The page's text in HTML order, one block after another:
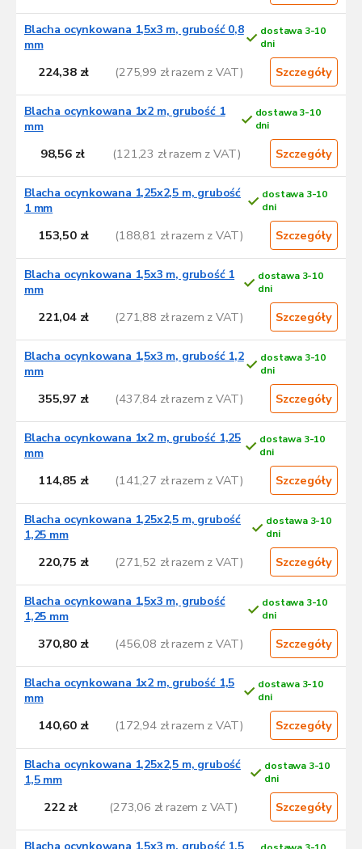
Blacha ocynkowana 1,5x3 m, grubość 0,8
mm
dostawa 3-10
dni
224,38 zł (275,99 zł razem z VAT) Szczegóły
Blacha ocynkowana 1x2 m, grubość 1
mm
dostawa 3-10
dni
98,56 zł (121,23 zł razem z VAT) Szczegóły
Blacha ocynkowana 1,25x2,5 m, grubość
1 mm
dostawa 3-10
dni
153,50 zł (188,81 zł razem z VAT) Szczegóły
Blacha ocynkowana 1,5x3 m, grubość 1
mm
dostawa 3-10
dni
221,04 zł (271,88 zł razem z VAT) Szczegóły
Blacha ocynkowana 1,5x3 m, grubość 1,2
mm
dostawa 3-10
dni
355,97 zł (437,84 zł razem z VAT) Szczegóły
Blacha ocynkowana 1x2 m, grubość 1,25
mm
dostawa 3-10
dni
114,85 zł (141,27 zł razem z VAT) Szczegóły
Blacha ocynkowana 1,25x2,5 m, grubość
1,25 mm
dostawa 3-10
dni
220,75 zł (271,52 zł razem z VAT) Szczegóły
Blacha ocynkowana 1,5x3 m, grubość
1,25 mm
dostawa 3-10
dni
370,80 zł (456,08 zł razem z VAT) Szczegóły
Blacha ocynkowana 1x2 m, grubość 1,5
mm
dostawa 3-10
dni
140,60 zł (172,94 zł razem z VAT) Szczegóły
Blacha ocynkowana 1,25x2,5 m, grubość
1,5 mm
dostawa 3-10
dni
222 zł (273,06 zł razem z VAT) Szczegóły